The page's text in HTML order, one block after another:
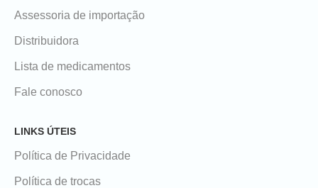
Assessoria de importação
Distribuidora
Lista de medicamentos
Fale conosco
LINKS ÚTEIS
Política de Privacidade
Política de trocas